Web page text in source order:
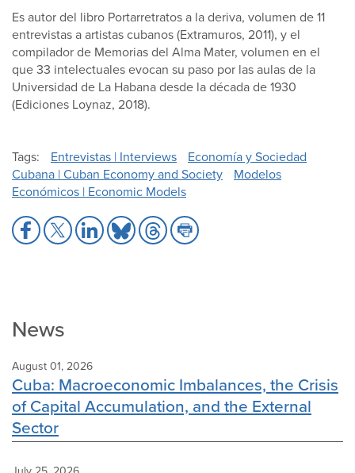
Es autor del libro Portarretratos a la deriva, volumen de 11
entrevistas a artistas cubanos (Extramuros, 2011), y el
compilador de Memorias del Alma Mater, volumen en el
que 33 intelectuales evocan su paso por las aulas de la
Universidad de La Habana desde la década de 1930
(Ediciones Loynaz, 2018).
Tags Entrevistas | Interviews
Economía y Sociedad
Cubana | Cuban Economy and Society
Modelos
Económicos | Economic Models
Share
to
Share
to
Share
to
Share
to
Share
to
Share
to
News
August 01, 2026
Cuba: Macroeconomic Imbalances, the Crisis
of Capital Accumulation, and the External
Sector